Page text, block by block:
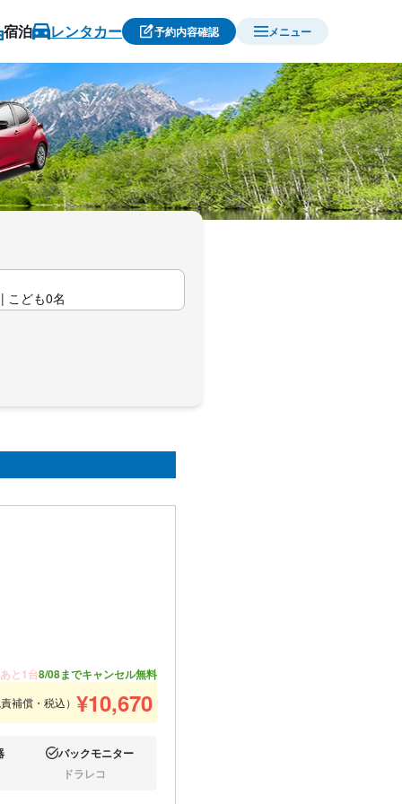
宿泊 レンタカー 予約内容確認 メニュー
あと1台8/08までキャンセル無料
補償・税込） ¥10,670
あり:バックモニター
なし:ドラレコ